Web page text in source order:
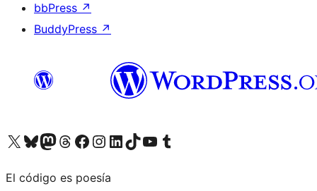
bbPress ↗
BuddyPress ↗
Visita nuestra cuenta de X (anteriormente Twitter)
Visita nuestra cuenta de Bluesky
Visita nuestra cuenta de Mastodon
Visita nuestra cuenta de Threads
Visita nuestra página de Facebook
Visita nuestra cuenta de Instagram
Visita nuestra cuenta de LinkedIn
Visita nuestra cuenta de TikTok
Visita nuestro canal de YouTube
Visita nuestra cuenta de Tumblr
El código es poesía